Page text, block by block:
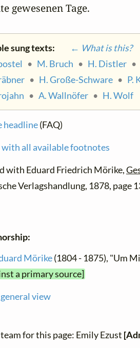
gewesenen Tage.
sung texts:
← What is this?
• M. Bruch • H. Distler •
• H. Große-Schware • P.
• A. Wallnöfer • H. Wolf
headline(FAQ)
all available footnotes
with Eduard Friedrich Mörike,
Verlagshandlung, 1878, page
Mörike(1804 - 1875), "Um
a primary source]
general view
for this page: Emily Ezust